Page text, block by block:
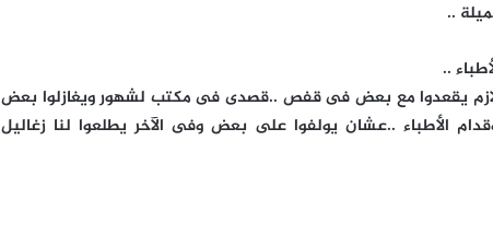
..
يقعدوا مع بعض فى قفص ..قصدى فى مكتب لشهور ويغازلوا بعض
الأطباء ..عشان يولفوا على بعض وفى الآخر يطلعوا لنا زغاليل